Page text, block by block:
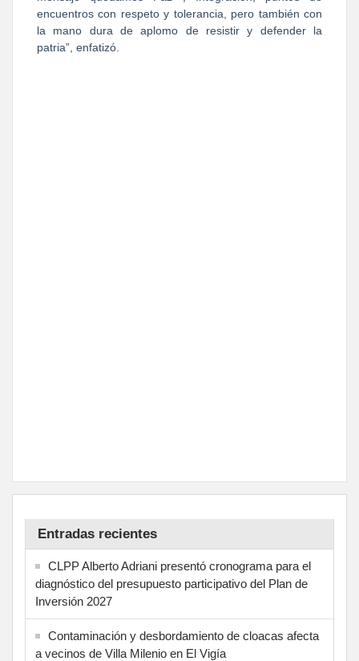
encuentros con respeto y tolerancia, pero también con
la mano dura de aplomo de resistir y defender la
patria”, enfatizó.
Entradas recientes
CLPP Alberto Adriani presentó cronograma para el
diagnóstico del presupuesto participativo del Plan de
Inversión 2027
Contaminación y desbordamiento de cloacas afecta
a vecinos de Villa Milenio en El Vigía